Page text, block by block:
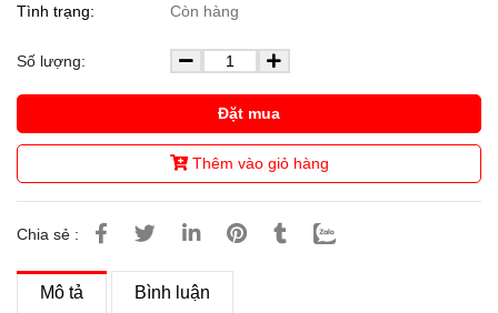
Tình trạng: Còn hàng
Số lượng:
Đặt mua
Thêm vào giỏ hàng
Chia sẻ :
Mô tả Bình luận